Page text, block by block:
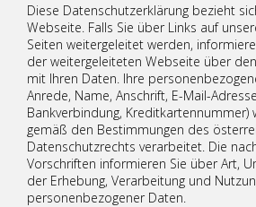
Diese Datenschutzerklärung bezieht
Webseite. Falls Sie über Links auf
Seiten weitergeleitet werden,
der weitergeleiteten Webseite über
mit Ihren Daten. Ihre
Anrede, Name, Anschrift, E-Mail-
Bankverbindung, Kreditkartennummer)
gemäß den Bestimmungen des
Datenschutzrechts verarbeitet. Die
Vorschriften informieren Sie über Art,
der Erhebung, Verarbeitung und
personenbezogener Daten.